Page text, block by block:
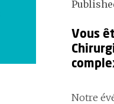
Vous
Notre